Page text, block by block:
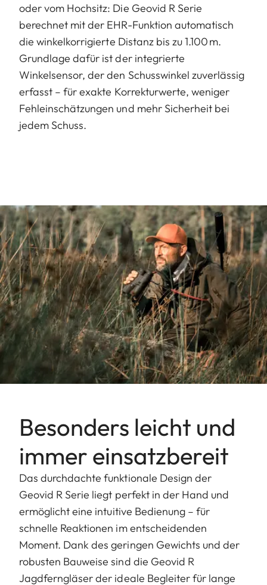
oder vom Hochsitz: Die Geovid R Serie
berechnet mit der EHR-Funktion automatisch
die winkelkorrigierte Distanz bis zu 1.100 m.
Grundlage dafür ist der integrierte
Winkelsensor, der den Schusswinkel zuverlässig
erfasst – für exakte Korrekturwerte, weniger
Fehleinschätzungen und mehr Sicherheit bei
jedem Schuss.
Besonders leicht und
immer einsatzbereit
Das durchdachte funktionale Design der
Geovid R Serie liegt perfekt in der Hand und
ermöglicht eine intuitive Bedienung – für
schnelle Reaktionen im entscheidenden
Moment. Dank des geringen Gewichts und der
robusten Bauweise sind die Geovid R
Jagdferngläser der ideale Begleiter für lange